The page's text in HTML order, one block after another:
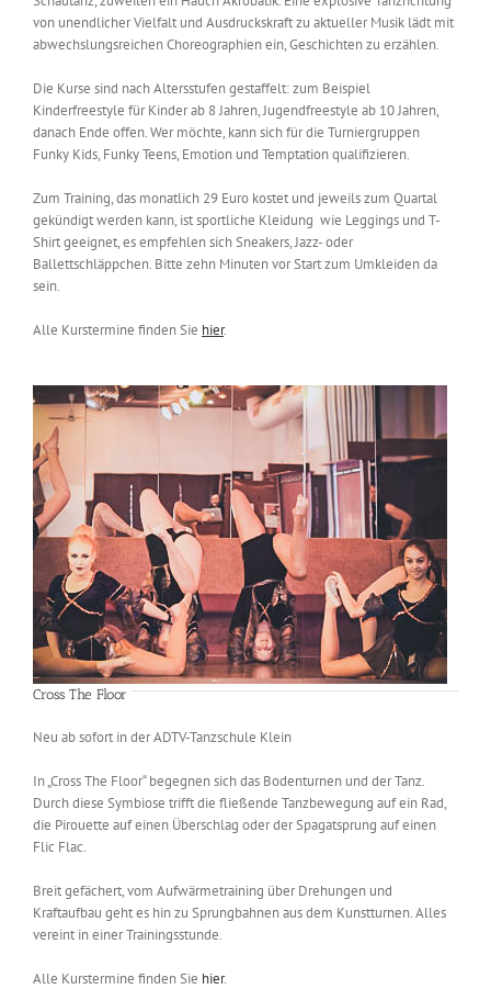
von unendlicher Vielfalt und Ausdruckskraft zu aktueller Musik lädt mit
abwechslungsreichen Choreographien ein, Geschichten zu erzählen.
Die Kurse sind nach Altersstufen gestaffelt: zum Beispiel
Kinderfreestyle für Kinder ab 8 Jahren, Jugendfreestyle ab 10 Jahren,
danach Ende offen. Wer möchte, kann sich für die Turniergruppen
Funky Kids, Funky Teens, Emotion und Temptation qualifizieren.
Zum Training, das monatlich 29 Euro kostet und jeweils zum Quartal
gekündigt werden kann, ist sportliche Kleidung wie Leggings und T-
Shirt geeignet, es empfehlen sich Sneakers, Jazz- oder
Ballettschläppchen. Bitte zehn Minuten vor Start zum Umkleiden da
sein.
Alle Kurstermine finden Sie hier.
Cross The Floor
Neu ab sofort in der ADTV-Tanzschule Klein
In „Cross The Floor“ begegnen sich das Bodenturnen und der Tanz.
Durch diese Symbiose trifft die fließende Tanzbewegung auf ein Rad,
die Pirouette auf einen Überschlag oder der Spagatsprung auf einen
Flic Flac.
Breit gefächert, vom Aufwärmetraining über Drehungen und
Kraftaufbau geht es hin zu Sprungbahnen aus dem Kunstturnen. Alles
vereint in einer Trainingsstunde.
Alle Kurstermine finden Sie hier.